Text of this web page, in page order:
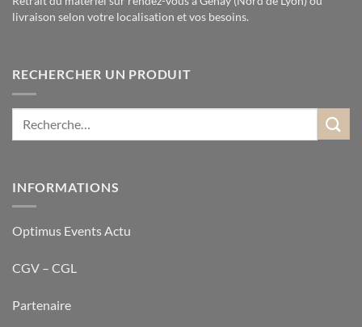
livraison selon votre localisation et vos besoins.
RECHERCHER UN PRODUIT
INFORMATIONS
Optimus Events Actu
CGV – CGL
Partenaire